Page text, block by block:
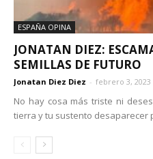
ESPAÑA OPINA
JONATAN DIEZ:
SEMILLAS DE FUTURO
Jonatan Diez Diez - febrero 3, 2023
No hay cosa más triste ni
tierra y tu sustento desaparecer